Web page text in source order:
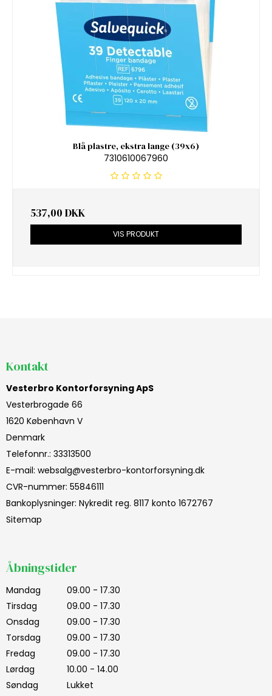
Blå plastre, ekstra lange (39x6)
7310610067960
537,00 DKK
VIS PRODUKT
Kontakt
Vesterbro Kontorforsyning ApS
Vesterbrogade 66
1620 København V
Denmark
Telefonnr.: 33313500
E-mail: websalg@vesterbro-kontorforsyning.dk
CVR-nummer: 55846111
Bankoplysninger: Nykredit reg. 8117 konto 1672767
Sitemap
Åbningstider
Mandag
09.00 - 17.30
Tirsdag
09.00 - 17.30
Onsdag
09.00 - 17.30
Torsdag
09.00 - 17.30
Fredag
09.00 - 17.30
Lørdag
10.00 - 14.00
Søndag
Lukket